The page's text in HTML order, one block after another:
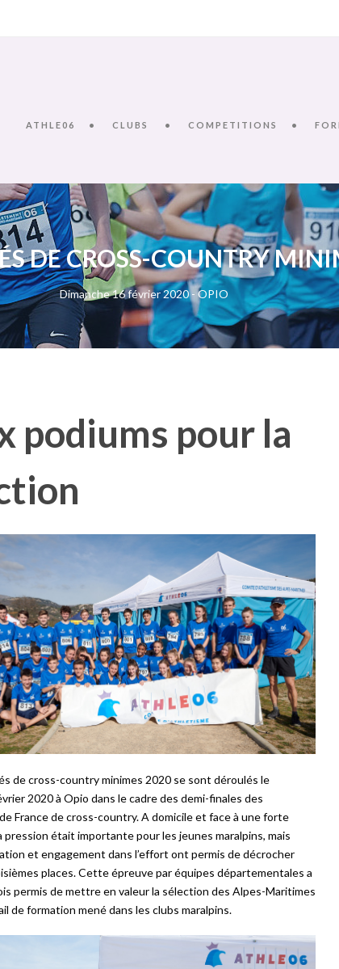
ATHLE06 CLUBS COMPETITIONS
DE CROSS-COUNTRY
Dimanche 16 février 2020 - OPIO
podiums pour la
de cross-country minimes 2020 se sont déroulés le
2020 à Opio dans le cadre des demi-finales des
France de cross-country. A domicile et face à une forte
pression était importante pour les jeunes maralpins, mais
et engagement dans l’effort ont permis de décrocher
places. Cette épreuve par équipes départementales a
permis de mettre en valeur la sélection des Alpes-Maritimes
de formation mené dans les clubs maralpins.